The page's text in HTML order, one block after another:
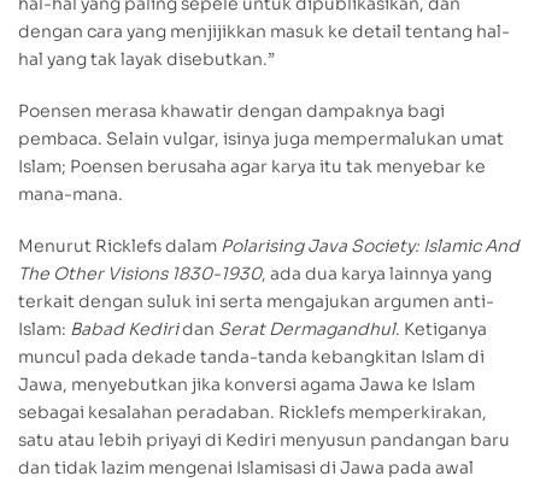
dengan cara yang menjijikkan masuk ke detail tentang hal-
hal yang tak layak disebutkan.”
Poensen merasa khawatir dengan dampaknya bagi
pembaca. Selain vulgar, isinya juga mempermalukan umat
Islam; Poensen berusaha agar karya itu tak menyebar ke
mana-mana.
Menurut Ricklefs dalam Polarising Java Society: Islamic And
The Other Visions 1830-1930, ada dua karya lainnya yang
terkait dengan suluk ini serta mengajukan argumen anti-
Islam: Babad Kediridan Serat Dermagandhul. Ketiganya
muncul pada dekade tanda-tanda kebangkitan Islam di
Jawa, menyebutkan jika konversi agama Jawa ke Islam
sebagai kesalahan peradaban. Ricklefs memperkirakan,
satu atau lebih priyayi di Kediri menyusun pandangan baru
dan tidak lazim mengenai Islamisasi di Jawa pada awal